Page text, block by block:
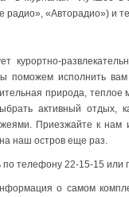
радио», «Авторадио») и
курортно-
поможем исполнить
природа,
активный отдых,
Приезжайте к нам
наш остров еще раз.
телефону 22-15-15 или
о самом